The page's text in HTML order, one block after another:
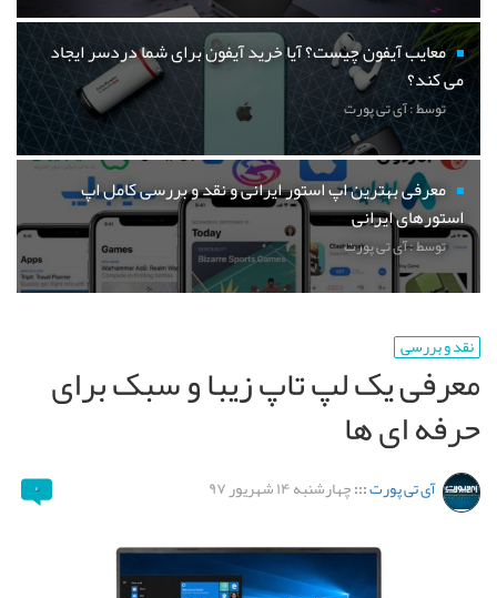
معایب آیفون چیست؟ آیا خرید آیفون برای شما دردسر ایجاد
می کند؟
توسط : آی تی پورت
معرفی بهترین اپ استور ایرانی و نقد و بررسی کامل اپ
استورهای ایرانی
توسط : آی تی پورت
نقد و بررسی
معرفی یک لپ تاپ زیبا و سبک برای
حرفه ای ها
آی تی پورت:::چهارشنبه ۱۴ شهریور ۹۷ ۰